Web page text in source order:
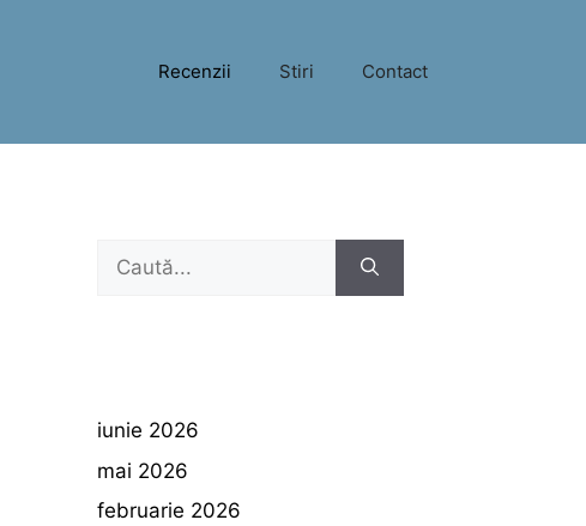
Recenzii Stiri Contact
Caută
iunie 2026
mai 2026
februarie 2026